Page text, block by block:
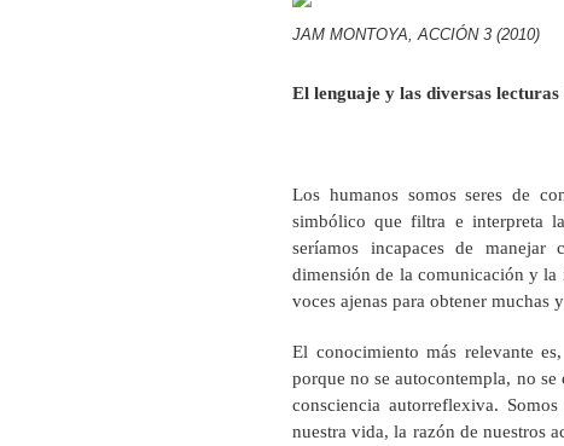
JAM MONTOYA, ACCIÓN 3 (2010)
El lenguaje y las diversas lecturas
Los humanos somos seres de
simbólico que filtra e interpreta
seríamos incapaces de manejar
dimensión de la comunicación y la
voces ajenas para obtener muchas
El conocimiento más relevante
porque no se autocontempla, no
consciencia autorreflexiva.
nuestra vida, la razón de nuestros